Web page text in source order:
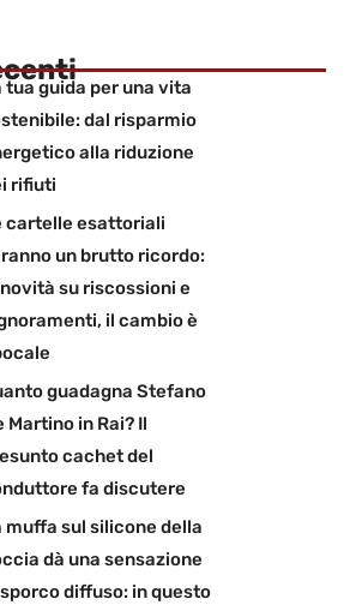
tua guida per una vita
dal risparmio
alla riduzione
rifiuti
cartelle esattoriali
un brutto ricordo:
su riscossioni e
il cambio è
guadagna Stefano
Martino in Rai? Il
cachet del
fa discutere
muffa sul silicone della
dà una sensazione
diffuso: in questo